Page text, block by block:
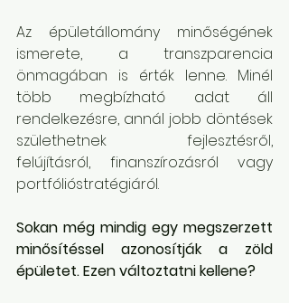
Az épületállomány minőségének
ismerete, a transzparencia
önmagában is érték lenne. Minél
több megbízható adat áll
rendelkezésre, annál jobb döntések
születhetnek fejlesztésről,
felújításról, finanszírozásról vagy
portfólióstratégiáról.
Sokan még mindig egy megszerzett
minősítéssel azonosítják a zöld
épületet. Ezen változtatni kellene?